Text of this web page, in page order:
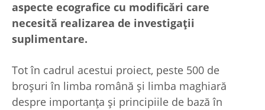
aspecte ecografice cu modificări care
necesită realizarea de investigații
suplimentare.
Tot în cadrul acestui proiect, peste 500 de
broșuri în limba română și limba maghiară
despre importanța și principiile de bază în